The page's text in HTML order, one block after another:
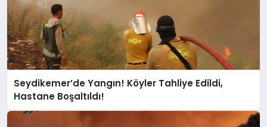
Seydikemer’de Yangın! Köyler Tahliye Edildi,
Hastane Boşaltıldı!